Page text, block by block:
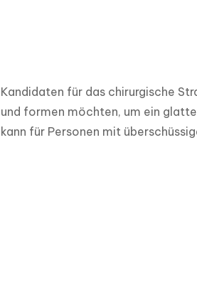
Kandidaten für das chirurgische
und formen möchten, um ein
kann für Personen mit